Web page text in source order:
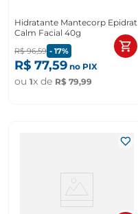
Hidratante Mantecorp Epidrat
Calm Facial 40g
R$ 96,59 - 17%
R$ 77,59 no PIX
ou 1x de R$ 79,99